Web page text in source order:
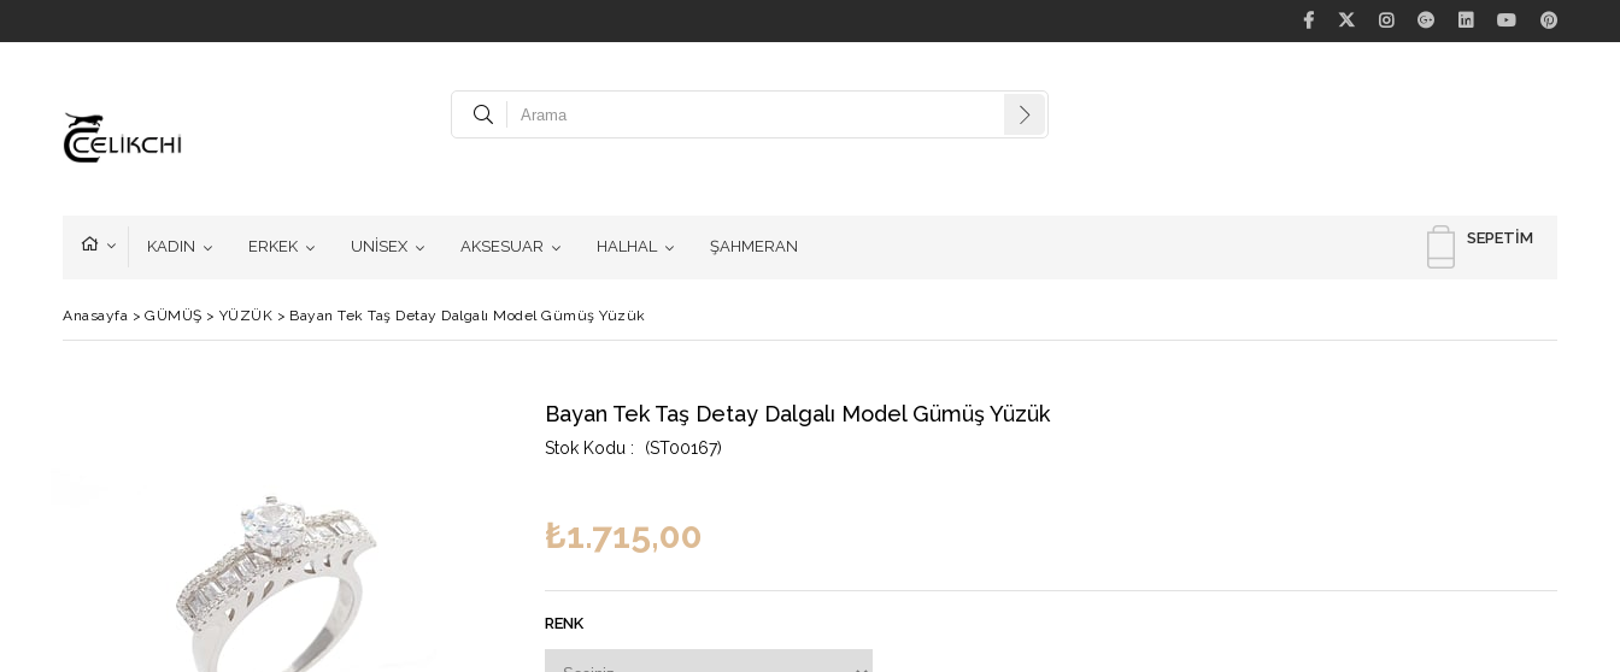
SEPETIM
KADIN ERKEK UNİSEX AKSESUAR HALHAL ŞAHMERAN
Anasayfa > GÜMÜŞ > YÜZÜK > Bayan Tek Taş Detay Dalgalı Model Gümüş Yüzük
Bayan Tek Taş Detay Dalgalı Model Gümüş Yüzük
(ST00167)
₺1.715,00
RENK